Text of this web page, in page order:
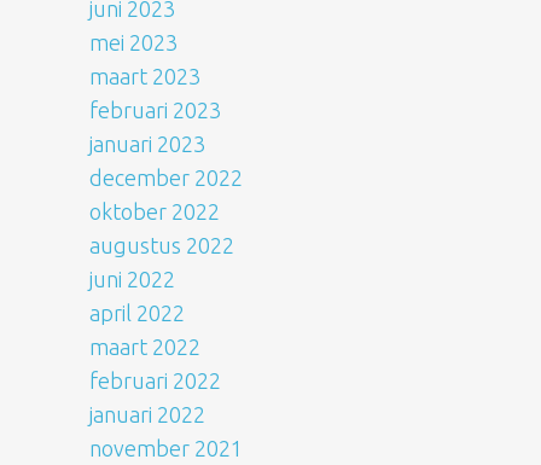
juni 2023
mei 2023
maart 2023
februari 2023
januari 2023
december 2022
oktober 2022
augustus 2022
juni 2022
april 2022
maart 2022
februari 2022
januari 2022
november 2021